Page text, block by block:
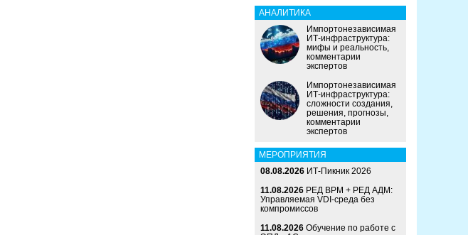
АНАЛИТИКА
Импортонезависимая
ИТ-инфраструктура:
мифы и реальность,
комментарии
экспертов
Импортонезависимая
ИТ-инфраструктура:
сложности создания,
решения, прогнозы,
комментарии
экспертов
МЕРОПРИЯТИЯ
08.08.2026 ИТ-Пикник 2026
11.08.2026 РЕД ВРМ + РЕД АДМ:
Управляемая VDI-среда без
компромиссов
11.08.2026 Обучение по работе с